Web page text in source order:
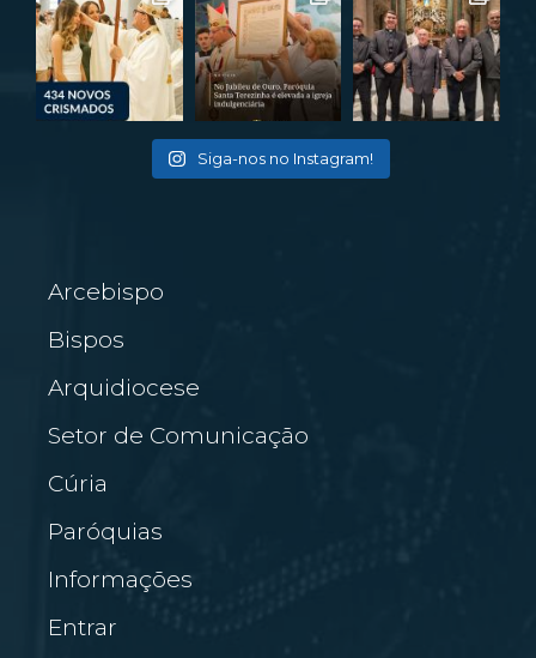
Siga-nos no Instagram!
Arcebispo
Bispos
Arquidiocese
Setor de Comunicação
Cúria
Paróquias
Informações
Entrar